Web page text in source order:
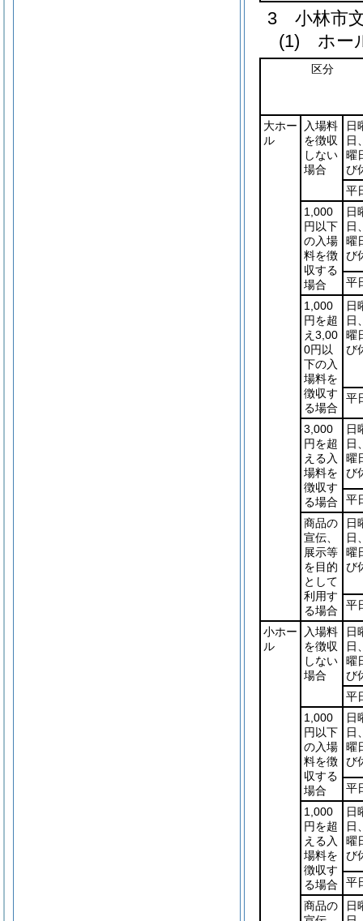
3 小林市
(1) ホー
区分
大ホー
ル
入場料
を徴収
しない
場合
日
日
曜
び
平
1,000
円以下
の入場
料を徴
収する
場合
日
日
曜
び
平
1,000
円を超
え3,00
0円以
下の入
場料を
徴収す
る場合
日
日
曜
び
平
3,000
円を超
える入
場料を
徴収す
る場合
日
日
曜
び
平
商品の
宣伝、
展示等
を目的
として
利用す
る場合
日
日
曜
び
平
小ホー
ル
入場料
を徴収
しない
場合
日
日
曜
び
平
1,000
円以下
の入場
料を徴
収する
場合
日
日
曜
び
平
1,000
円を超
える入
場料を
徴収す
る場合
日
日
曜
び
平
商品の
日